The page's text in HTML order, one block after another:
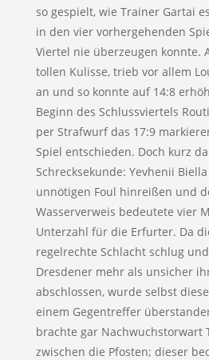
so gespielt, wie Trainer Gartai
in den vier vorhergehenden
Viertel nie überzeugen konnte.
tollen Kulisse, trieb vor allem
an und so konnte auf 14:8
Beginn des Schlussviertels
per Strafwurf das 17:9
Spiel entschieden. Doch kurz
Schrecksekunde: Yevhenii
unnötigen Foul hinreißen und
Wasserverweis bedeutete vier
Unterzahl für die Erfurter. Da
regelrechte Schlacht schlug
Dresdener mehr als unsicher
abschlossen, wurde selbst
einem Gegentreffer
brachte gar Nachwuchstorwart
zwischen die Pfosten; dieser